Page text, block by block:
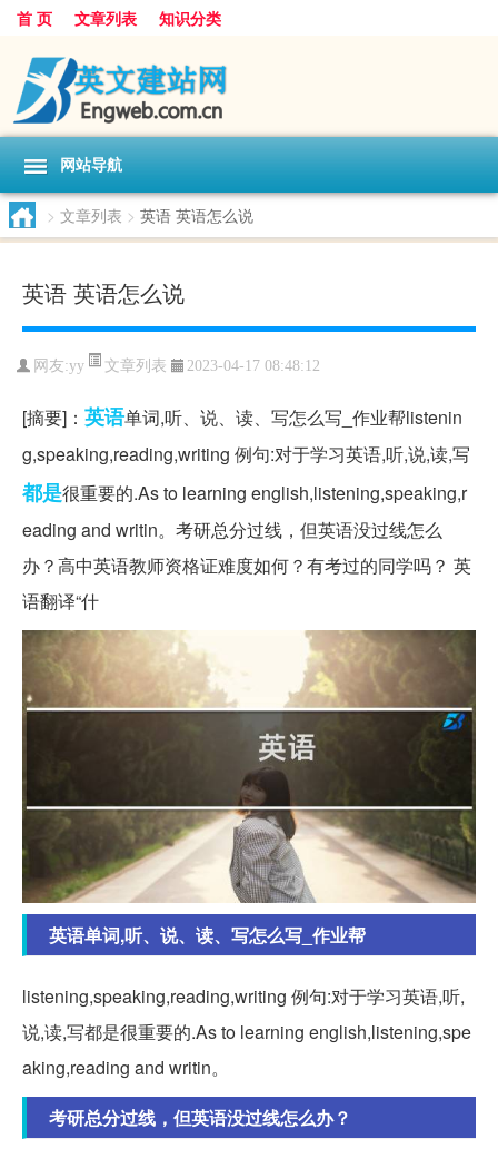
首 页 文章列表 知识分类
网站导航
> 文章列表 > 英语 英语怎么说
英语 英语怎么说
网友:yy 文章列表 2023-04-17 08:48:12
[摘要]： 英语单词,听、说、读、写怎么写_作业帮listenin
g,speaking,reading,writing 例句:对于学习英语,听,说,读,写
都是很重要的.As to learning english,listening,speaking,r
eading and writin。考研总分过线，但英语没过线怎么
办？高中英语教师资格证难度如何？有考过的同学吗？ 英
语翻译“什
英语单词,听、说、读、写怎么写_作业帮
listening,speaking,reading,writing 例句:对于学习英语,听,
说,读,写都是很重要的.As to learning english,listening,spe
aking,reading and writin。
考研总分过线，但英语没过线怎么办？